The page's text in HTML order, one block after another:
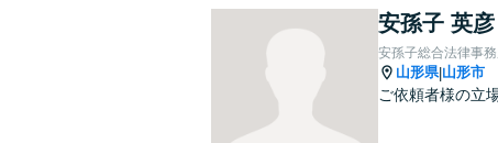
安孫子 英彦
安孫子総合法律事
山形県|山形市
ご依頼者様の立